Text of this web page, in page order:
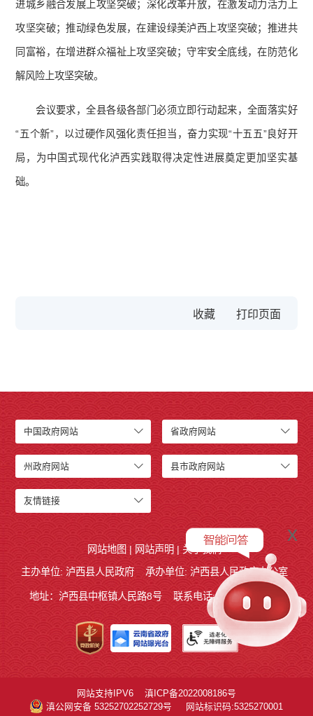
进城乡融合发展上攻坚突破；深化改革开放，在激发动力活力上
攻坚突破；推动绿色发展，在建设绿美泸西上攻坚突破；推进共
同富裕，在增进群众福祉上攻坚突破；守牢安全底线，在防范化
解风险上攻坚突破。
会议要求，全县各级各部门必须立即行动起来，全面落实好
“五个新”，以过硬作风强化责任担当，奋力实现“十五五”良好开
局，为中国式现代化泸西实践取得决定性进展奠定更加坚实基
础。
收藏
中国政府网站 省政府网站
州政府网站 县市政府网站
友情链接
网站地图 | 网站声明 | 关于我们
主办单位: 泸西县人民政府
承办单位: 泸西县人民政府办公室
地址：泸西县中枢镇人民路8号 联系电话:0873-6621715
x
网站支持IPV6
滇ICP备2022008186号
滇公网安备 53252702252729号
网站标识码:5325270001